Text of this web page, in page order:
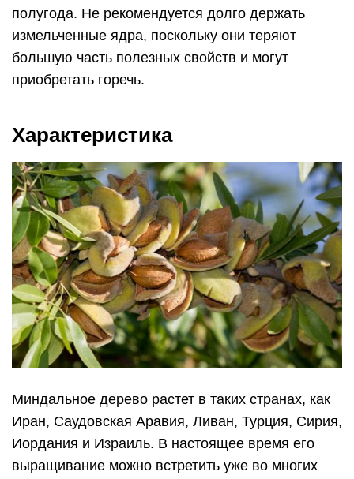
полугода. Не рекомендуется долго держать
измельченные ядра, поскольку они теряют
большую часть полезных свойств и могут
приобретать горечь.
Характеристика
Миндальное дерево растет в таких странах, как
Иран, Саудовская Аравия, Ливан, Турция, Сирия,
Иордания и Израиль. В настоящее время его
выращивание можно встретить уже во многих